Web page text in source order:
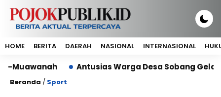
HOME BERITA DAERAH NASIONAL INTERNASIONAL
Antusias Warga Desa Sobang Gelar
Beranda / Sport